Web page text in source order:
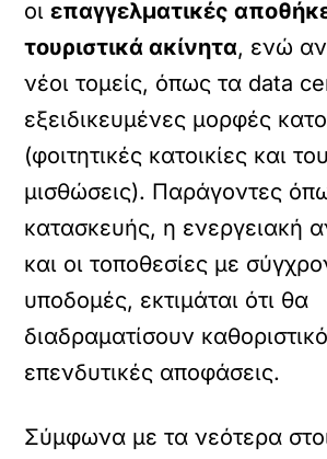
οιεπαγγελματικές
τουριστικά ακίνητα, ενώ
νέοι τομείς, όπως τα data
εξειδικευμένες μορφές
(φοιτητικές κατοικίες και
μισθώσεις). Παράγοντες
κατασκευής, η ενεργειακή
και οι τοποθεσίες με
υποδομές, εκτιμάται ότι θα
διαδραματίσουν
επενδυτικές αποφάσεις.
Σύμφωνα με τα νεότερα